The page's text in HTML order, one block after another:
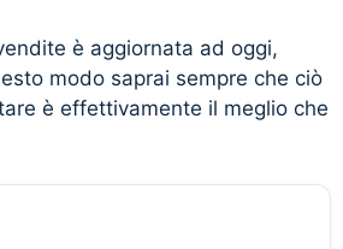
è aggiornata ad oggi,
modo saprai sempre che ciò
è effettivamente il meglio che